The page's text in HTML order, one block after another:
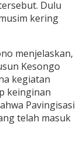
Dulu
kering
menjelaskan,
Kesongo
kegiatan
keinginan
Pavingisasi
telah masuk